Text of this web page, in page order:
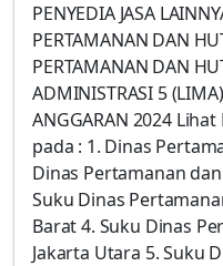
PENYEDIA JASA
PERTAMANAN DAN
PERTAMANAN DAN
ADMINISTRASI 5
ANGGARAN 2024
pada : 1. Dinas
Dinas Pertamanan
Suku Dinas
Barat 4. Suku Dinas
Jakarta Utara 5. Suku